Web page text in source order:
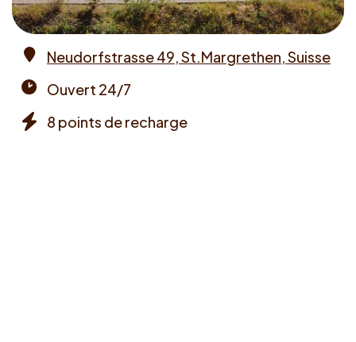
Neudorfstrasse 49, St.Margrethen, Suisse
times
Ouvert 24/7
8 points de recharge